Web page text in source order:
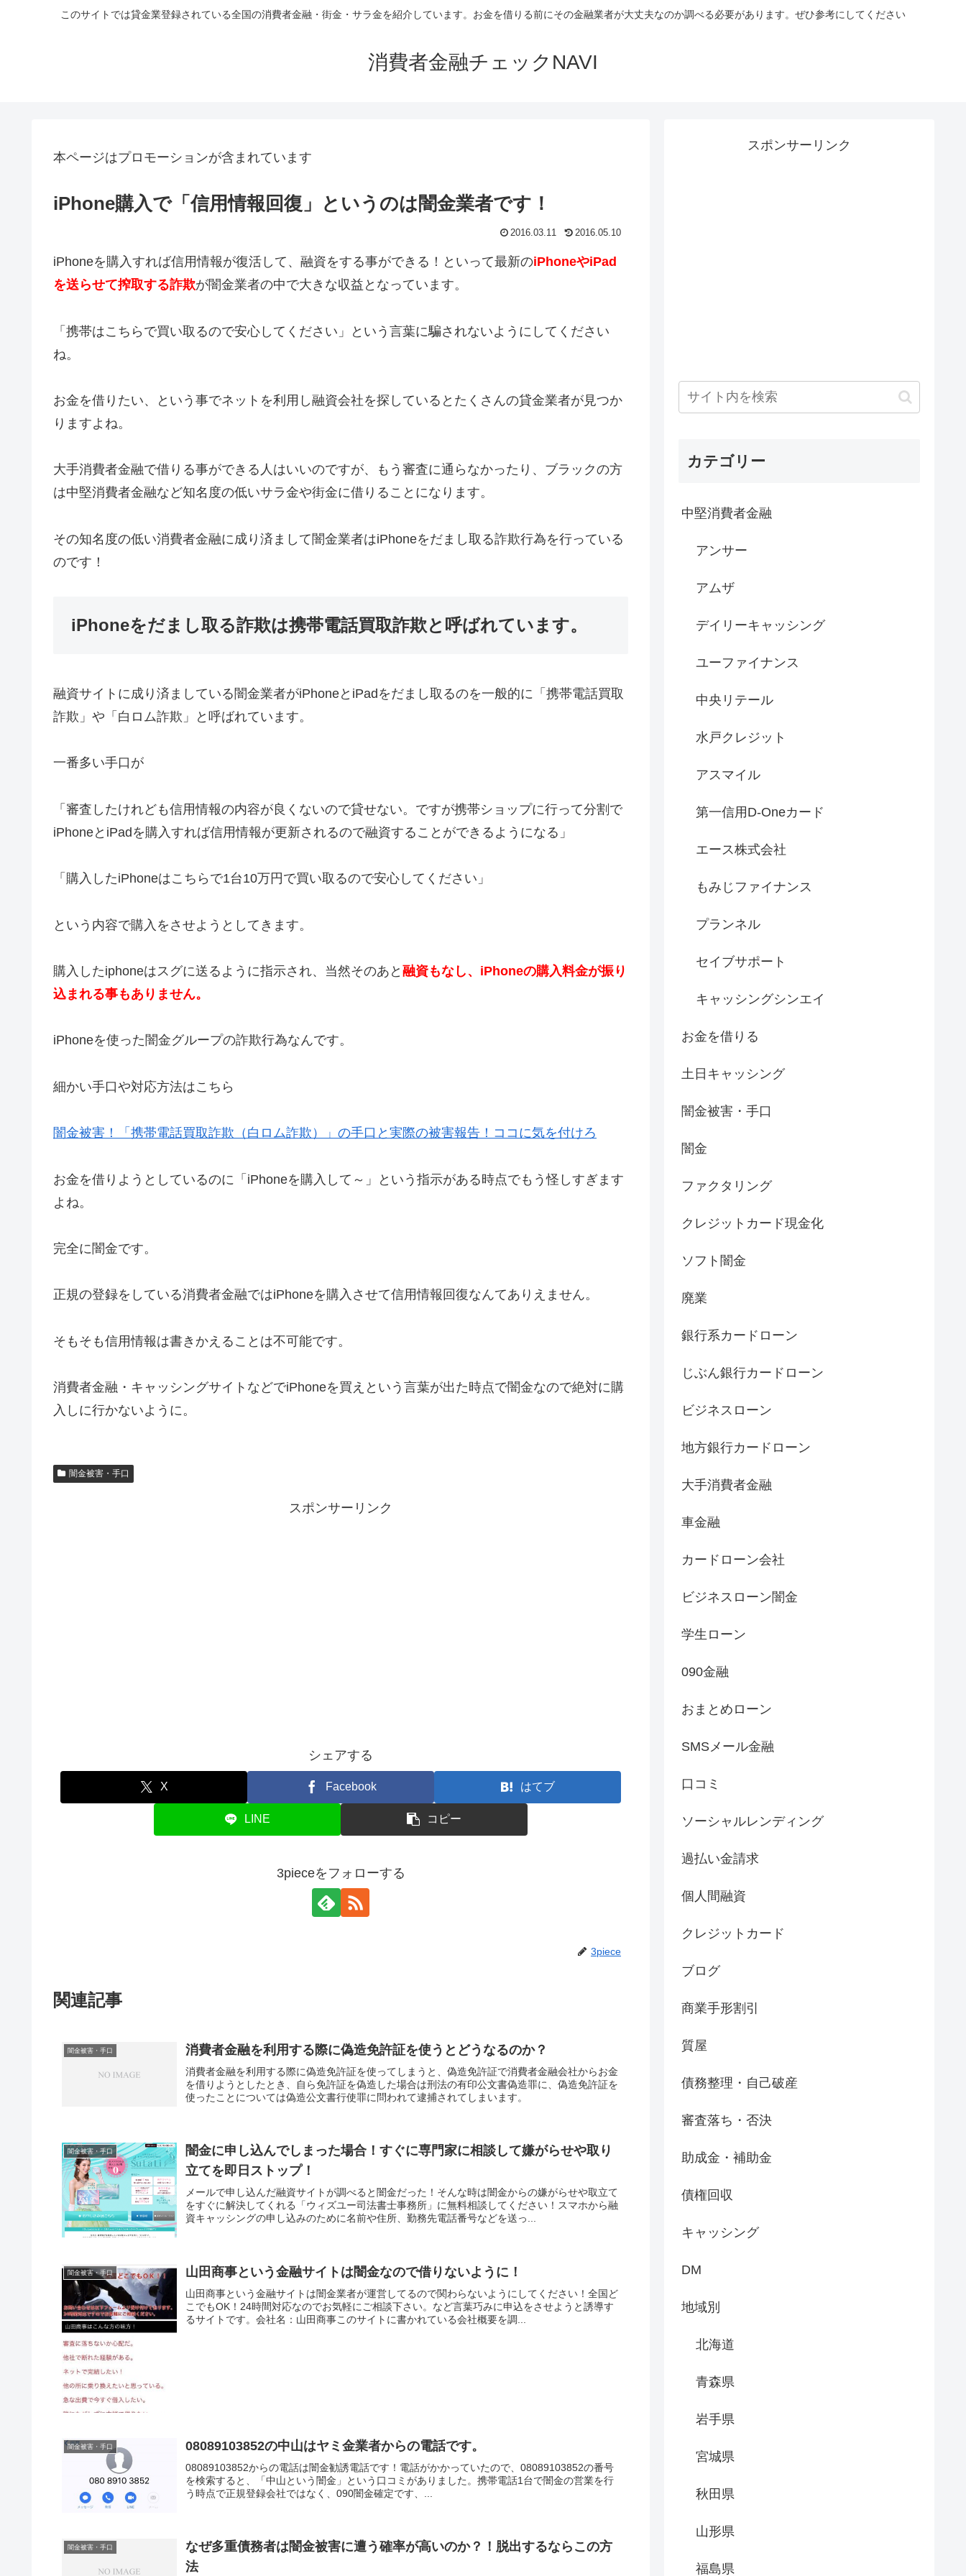
このサイトでは貸金業登録されている全国の消費者金融・街金・サラ金を紹介しています。お金を借りる前にその金融業者が大丈夫なのか調べる必要があります。ぜひ参考にしてください
消費者金融チェックNAVI
本ページはプロモーションが含まれています
iPhone購入で「信用情報回復」というのは闇金業者です！
2016.03.11 2016.05.10
iPhoneを購入すれば信用情報が復活して、融資をする事ができる！といって最新のiPhoneやiPad
を送らせて搾取する詐欺が闇金業者の中で大きな収益となっています。
「携帯はこちらで買い取るので安心してください」という言葉に騙されないようにしてください
ね。
お金を借りたい、という事でネットを利用し融資会社を探しているとたくさんの貸金業者が見つか
りますよね。
大手消費者金融で借りる事ができる人はいいのですが、もう審査に通らなかったり、ブラックの方
は中堅消費者金融など知名度の低いサラ金や街金に借りることになります。
その知名度の低い消費者金融に成り済まして闇金業者はiPhoneをだまし取る詐欺行為を行っている
のです！
iPhoneをだまし取る詐欺は携帯電話買取詐欺と呼ばれています。
融資サイトに成り済ましている闇金業者がiPhoneとiPadをだまし取るのを一般的に「携帯電話買取
詐欺」や「白ロム詐欺」と呼ばれています。
一番多い手口が
「審査したけれども信用情報の内容が良くないので貸せない。ですが携帯ショップに行って分割で
iPhoneとiPadを購入すれば信用情報が更新されるので融資することができるようになる」
「購入したiPhoneはこちらで1台10万円で買い取るので安心してください」
という内容で購入をさせようとしてきます。
購入したiphoneはスグに送るように指示され、当然そのあと 融資もなし、iPhoneの購入料金が振り
込まれる事もありません。
iPhoneを使った闇金グループの詐欺行為なんです。
細かい手口や対応方法はこちら
闇金被害！「携帯電話買取詐欺（白ロム詐欺）」の手口と実際の被害報告！ココに気を付けろ
お金を借りようとしているのに「iPhoneを購入して～」という指示がある時点でもう怪しすぎます
よね。
完全に闇金です。
正規の登録をしている消費者金融ではiPhoneを購入させて信用情報回復なんてありえません。
そもそも信用情報は書きかえることは不可能です。
消費者金融・キャッシングサイトなどでiPhoneを買えという言葉が出た時点で闇金なので絶対に購
入しに行かないように。
闇金被害・手口
スポンサーリンク
シェアする
X Facebook はてブ
LINE コピー
3pieceをフォローする
3piece
関連記事
闇金被害・手口 消費者金融を利用する際に偽造免許証を使うとどうなるのか？
消費者金融を利用する際に偽造免許証を使ってしまうと、偽造免許証で消費者金融会社からお金
を借りようとしたとき、自ら免許証を偽造した場合は刑法の有印公文書偽造罪に、偽造免許証を
使ったことについては偽造公文書行使罪に問われて逮捕されてしまいます。
闇金被害・手口
闇金に申し込んでしまった場合！すぐに専門家に相談して嫌がらせや取り
立てを即日ストップ！
メールで申し込んだ融資サイトが調べると闇金だった！そんな時は闇金からの嫌がらせや取立て
をすぐに解決してくれる「ウィズユー司法書士事務所」に無料相談してください！スマホから融
資キャッシングの申し込みのために名前や住所、勤務先電話番号などを送っ...
闇金被害・手口 山田商事という金融サイトは闇金なので借りないように！
山田商事という金融サイトは闇金業者が運営してるので関わらないようにしてください！全国ど
こでもOK！24時間対応なのでお気軽にご相談下さい。など言葉巧みに申込をさせようと誘導す
るサイトです。会社名：山田商事このサイトに書かれている会社概要を調...
闇金被害・手口 08089103852の中山はヤミ金業者からの電話です。
08089103852からの電話は闇金勧誘電話です！電話がかかっていたので、08089103852の番号
を検索すると、「中山という闇金」という口コミがありました。携帯電話1台で闇金の営業を行
う時点で正規登録会社ではなく、090闇金確定です、...
闇金被害・手口
なぜ多重債務者は闇金被害に遭う確率が高いのか？！脱出するならこの方
法
スポンサーリンク
カテゴリー
中堅消費者金融
アンサー
アムザ
デイリーキャッシング
ユーファイナンス
中央リテール
水戸クレジット
アスマイル
第一信用D-Oneカード
エース株式会社
もみじファイナンス
プランネル
セイブサポート
キャッシングシンエイ
お金を借りる
土日キャッシング
闇金被害・手口
闇金
ファクタリング
クレジットカード現金化
ソフト闇金
廃業
銀行系カードローン
じぶん銀行カードローン
ビジネスローン
地方銀行カードローン
大手消費者金融
車金融
カードローン会社
ビジネスローン闇金
学生ローン
090金融
おまとめローン
SMSメール金融
口コミ
ソーシャルレンディング
過払い金請求
個人間融資
クレジットカード
ブログ
商業手形割引
質屋
債務整理・自己破産
審査落ち・否決
助成金・補助金
債権回収
キャッシング
DM
地域別
北海道
青森県
岩手県
宮城県
秋田県
山形県
福島県